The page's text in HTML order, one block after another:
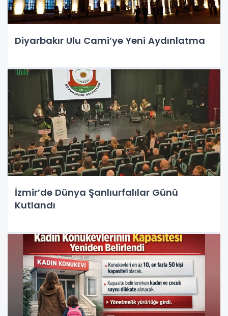
Diyarbakır Ulu Cami’ye Yeni Aydınlatma
İzmir’de Dünya Şanlıurfalılar Günü
Kutlandı